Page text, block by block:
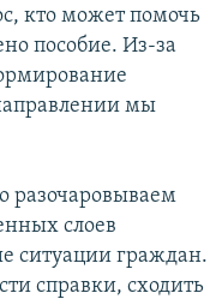
кто может помочь
пособие. Из-за
мы
разочаровываем
слоев
ситуации граждан.
справки, сходить